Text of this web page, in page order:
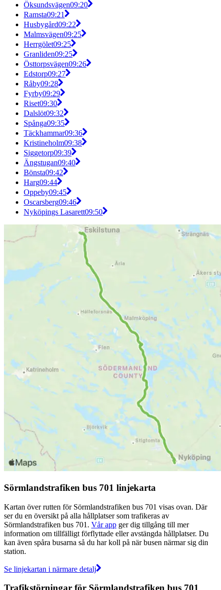
Öksundsvägen09:20
Ramsta09:21
Husbygård09:22
Malmsvägen09:25
Herrgölet09:25
Granliden09:25
Östtorpsvägen09:26
Edstorp09:27
Råby09:28
Fyrby09:29
Riset09:30
Dalslöt09:32
Spånga09:35
Täckhammar09:36
Kristineholm09:38
Siggetorp09:39
Ängstugan09:40
Bönsta09:42
Harg09:44
Oppeby09:45
Oscarsberg09:46
Nyköpings Lasarett09:50
Sörmlandstrafiken bus 701 linjekarta
Kartan över rutten för Sörmlandstrafiken bus 701 visas ovan. Där
ser du en översikt på alla hållplatser som trafikeras av
Sörmlandstrafiken bus 701. Vår app ger dig tillgång till mer
information om tillfälligt förflyttade eller avstängda hållplatser. Du
kan även spåra busarna så du har koll på när busen närmar sig din
station.
Se linjekartan i närmare detalj